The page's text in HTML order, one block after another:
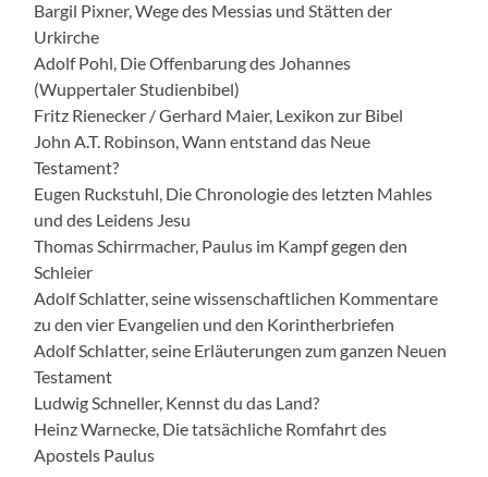
Bargil Pixner, Wege des Messias und Stätten der
Urkirche
Adolf Pohl, Die Offenbarung des Johannes
(Wuppertaler Studienbibel)
Fritz Rienecker / Gerhard Maier, Lexikon zur Bibel
John A.T. Robinson, Wann entstand das Neue
Testament?
Eugen Ruckstuhl, Die Chronologie des letzten Mahles
und des Leidens Jesu
Thomas Schirrmacher, Paulus im Kampf gegen den
Schleier
Adolf Schlatter, seine wissenschaftlichen Kommentare
zu den vier Evangelien und den Korintherbriefen
Adolf Schlatter, seine Erläuterungen zum ganzen Neuen
Testament
Ludwig Schneller, Kennst du das Land?
Heinz Warnecke, Die tatsächliche Romfahrt des
Apostels Paulus